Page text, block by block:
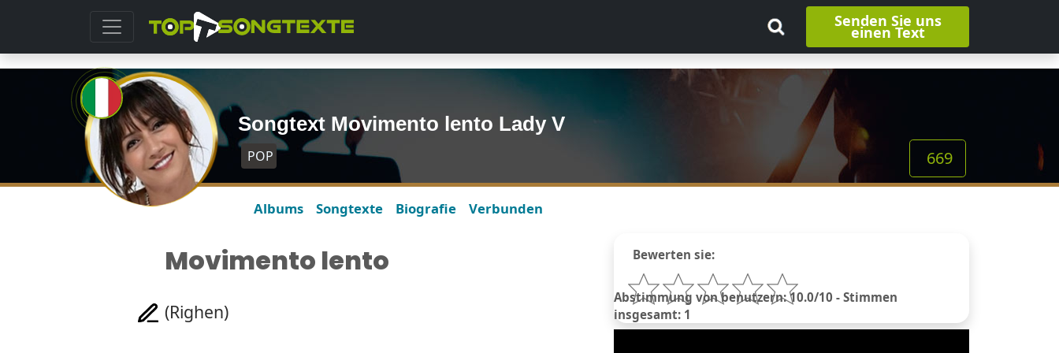
Senden Sie uns
einen Text
Songtext Movimento lento Lady V
POP 669
Albums Songtexte Biografie Verbunden
Bewerten sie:
Abstimmung von benutzern: 10.0/10 - Stimmen
insgesamt: 1
Movimento lento
(Righen)